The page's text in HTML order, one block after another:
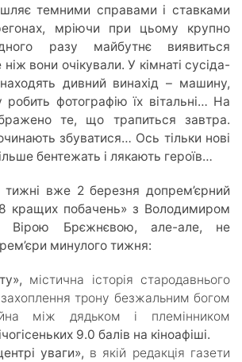
темними справами і ставками
мріючи при цьому крупно
разу майбутнє виявиться
вони очікували. У кімнаті сусіда-
дивний винахід – машину,
фотографію їх вітальні… На
те, що трапиться завтра.
збуватися… Ось тільки нові
бентежать і лякають героїв…
вже 2 березня допрем’єрний
кращих побачень» з Володимиром
Вірою Брєжнєвою, але-але, не
минулого тижня:
містична історія стародавнього
трону безжальним богом
між дядьком і племінником
9.0 балів на кіноафіші.
уваги», в якій редакція газети